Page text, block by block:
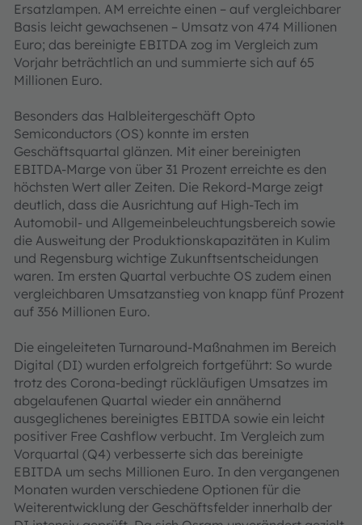
Ersatzlampen. AM erreichte einen – auf vergleichbarer
Basis leicht gewachsenen – Umsatz von 474 Millionen
Euro; das bereinigte EBITDA zog im Vergleich zum
Vorjahr beträchtlich an und summierte sich auf 65
Millionen Euro.
Besonders das Halbleitergeschäft Opto
Semiconductors (OS) konnte im ersten
Geschäftsquartal glänzen. Mit einer bereinigten
EBITDA-Marge von über 31 Prozent erreichte es den
höchsten Wert aller Zeiten. Die Rekord-Marge zeigt
deutlich, dass die Ausrichtung auf High-Tech im
Automobil- und Allgemeinbeleuchtungsbereich sowie
die Ausweitung der Produktionskapazitäten in Kulim
und Regensburg wichtige Zukunftsentscheidungen
waren. Im ersten Quartal verbuchte OS zudem einen
vergleichbaren Umsatzanstieg von knapp fünf Prozent
auf 356 Millionen Euro.
Die eingeleiteten Turnaround-Maßnahmen im Bereich
Digital (DI) wurden erfolgreich fortgeführt: So wurde
trotz des Corona-bedingt rückläufigen Umsatzes im
abgelaufenen Quartal wieder ein annähernd
ausgeglichenes bereinigtes EBITDA sowie ein leicht
positiver Free Cashflow verbucht. Im Vergleich zum
Vorquartal (Q4) verbesserte sich das bereinigte
EBITDA um sechs Millionen Euro. In den vergangenen
Monaten wurden verschiedene Optionen für die
Weiterentwicklung der Geschäftsfelder innerhalb der